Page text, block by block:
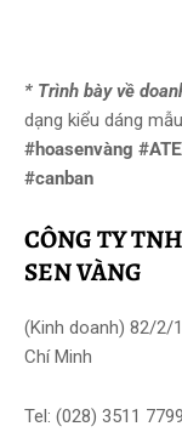
* Trình bày về
dạng kiểu dáng
#hoasenvàng
#canban
CÔNG TY
SEN VÀNG
(Kinh doanh) 82/2/
Chí Minh
Tel: (028) 3511